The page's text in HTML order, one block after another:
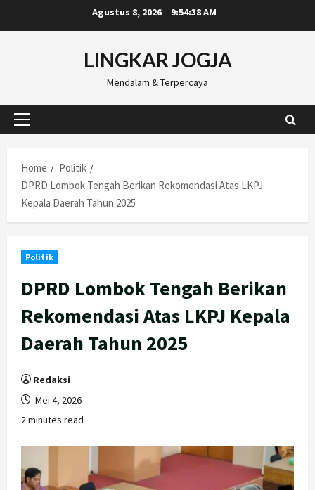
to
Agustus 8, 2026 9:54:39 AM
LINGKAR JOGJA
Mendalam & Terpercaya
Primary
Home
Politik
DPRD Lombok Tengah Berikan Rekomendasi Atas LKPJ
Kepala Daerah Tahun 2025
Politik
DPRD Lombok Tengah Berikan
Rekomendasi Atas LKPJ Kepala
Daerah Tahun 2025
Redaksi
Mei 4, 2026
2 minutes read